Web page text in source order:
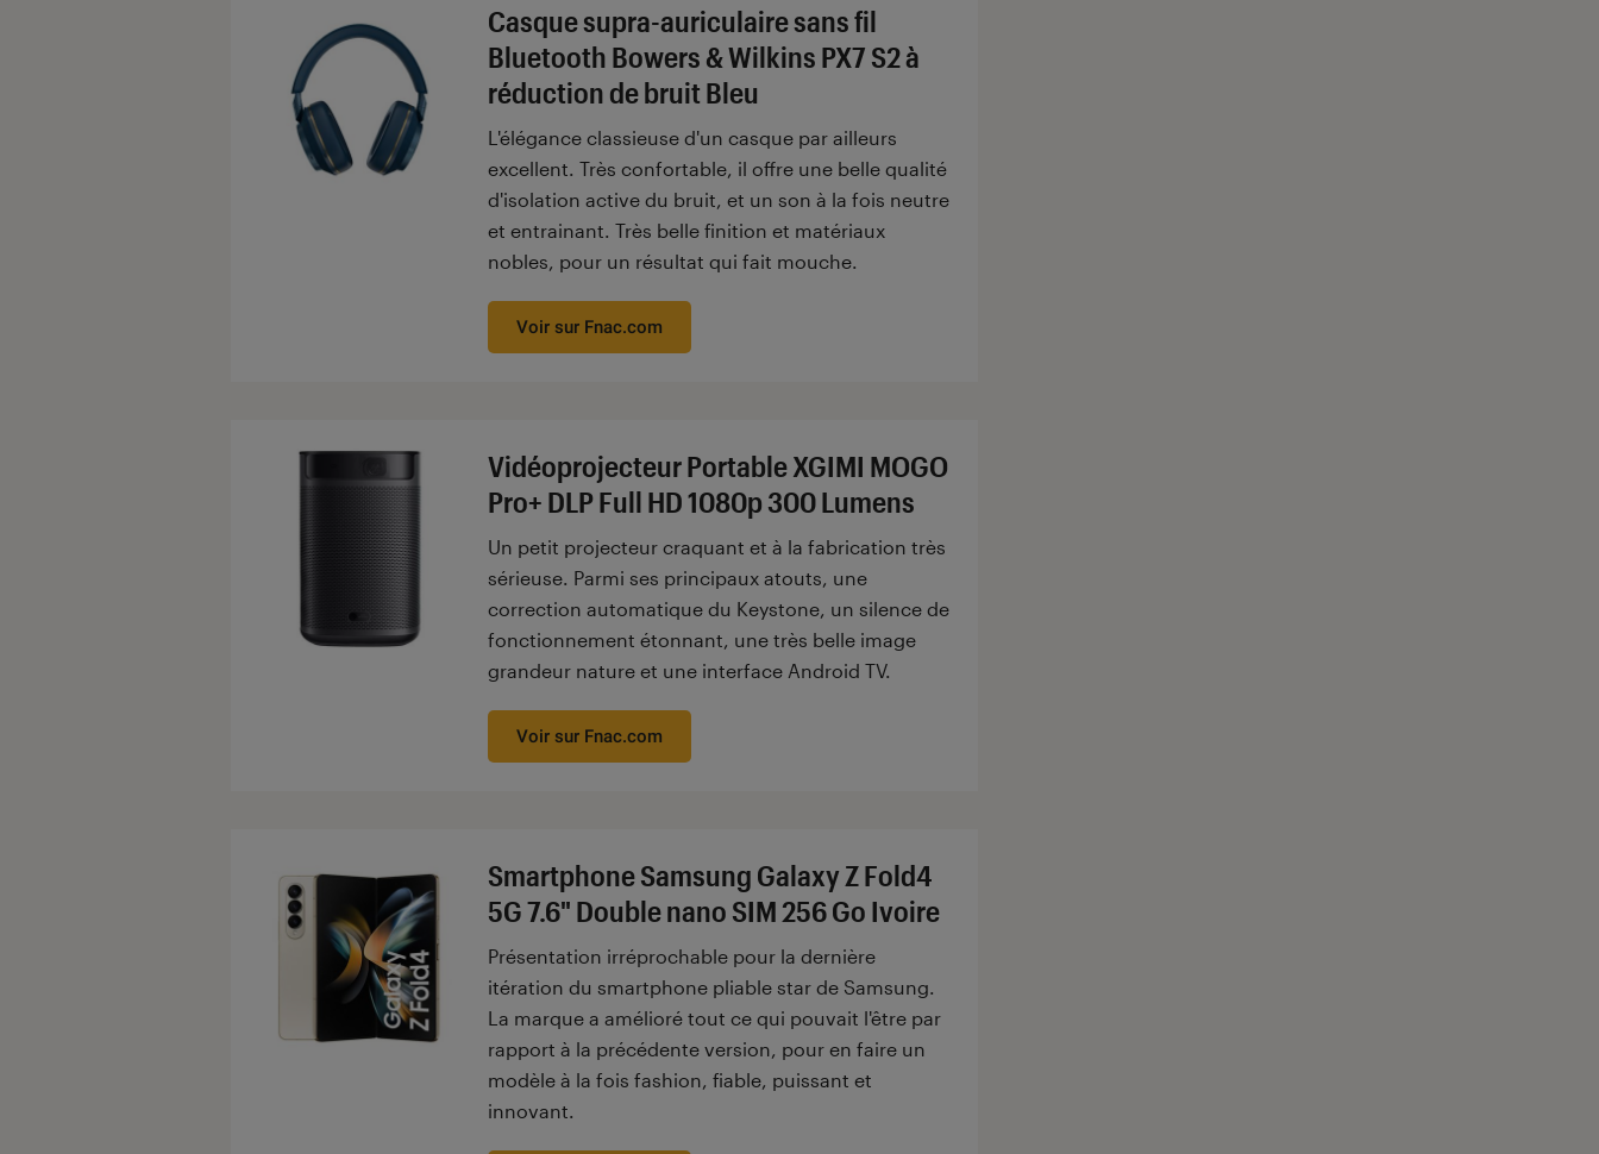
Casque supra-auriculaire sans fil
Bluetooth Bowers & Wilkins PX7 S2 à
réduction de bruit Bleu
L'élégance classieuse d'un casque par ailleurs
excellent. Très confortable, il offre une belle qualité
d'isolation active du bruit, et un son à la fois neutre
et entrainant. Très belle finition et matériaux
nobles, pour un résultat qui fait mouche.
Voir sur Fnac.com
Vidéoprojecteur Portable XGIMI MOGO
Pro+ DLP Full HD 1080p 300 Lumens
Un petit projecteur craquant et à la fabrication très
sérieuse. Parmi ses principaux atouts, une
correction automatique du Keystone, un silence de
fonctionnement étonnant, une très belle image
grandeur nature et une interface Android TV.
Voir sur Fnac.com
Smartphone Samsung Galaxy Z Fold4
5G 7.6" Double nano SIM 256 Go Ivoire
Présentation irréprochable pour la dernière
itération du smartphone pliable star de Samsung.
La marque a amélioré tout ce qui pouvait l'être par
rapport à la précédente version, pour en faire un
modèle à la fois fashion, fiable, puissant et
innovant.